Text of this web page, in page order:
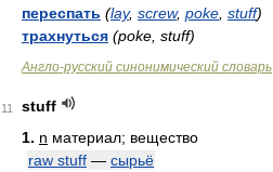
переспать (lay, screw, poke stuff)
трахнуться (poke, stuff)
Англо-русский синонимический словарь
11
stuff
1. n материал; вещество
raw stuff — сырьё